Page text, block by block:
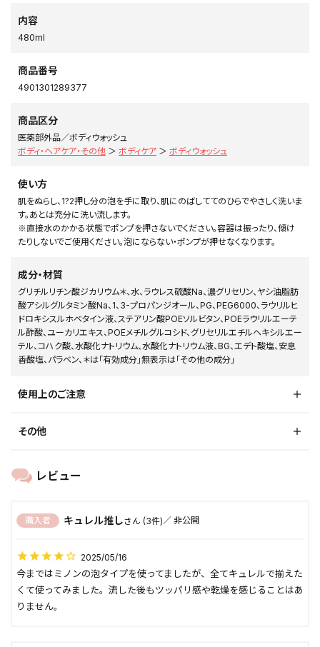
内容
480ml
商品番号
4901301289377
商品区分
医薬部外品／ボディウォッシュ
ボディ・ヘアケア・その他 ＞ ボディケア ＞ ボディウォッシュ
使い方
肌をぬらし、1?2押し分の泡を手に取り、肌にのばしててのひらでやさしく洗いま
す。あとは充分に洗い流します。
※直接水のかかる状態でポンプを押さないでください。容器は振ったり、傾け
たりしないでご使用ください。泡にならない・ポンプが押せなくなります。
成分・材質
グリチルリチン酸ジカリウム＊、水、ラウレス硫酸Na、濃グリセリン、ヤシ油脂肪
酸アシルグルタミン酸Na、1、3-プロパンジオール、PG、PEG6000、ラウリルヒ
ドロキシスルホベタイン液、ステアリン酸POEソルビタン、POEラウリルエーテ
ル酢酸、ユーカリエキス、POEメチルグルコシド、グリセリルエチルヘキシルエー
テル、コハク酸、水酸化ナトリウム、水酸化ナトリウム液、BG、エデト酸塩、安息
香酸塩、パラベン、＊は「有効成分」無表示は「その他の成分」
使用上のご注意
その他
キュレル推し 3
購入者 非公開
2025/05/16
今まではミノンの泡タイプを使ってましたが、全てキュレルで揃えた
くて使ってみました。流した後もツッパリ感や乾燥を感じることはあ
りません。